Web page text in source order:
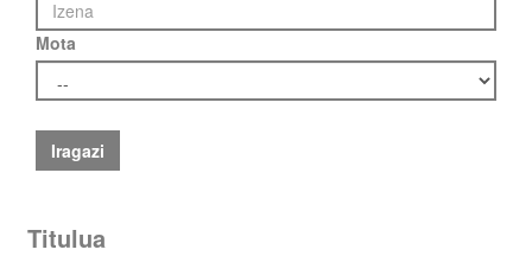
Mota
Iragazi
Titulua